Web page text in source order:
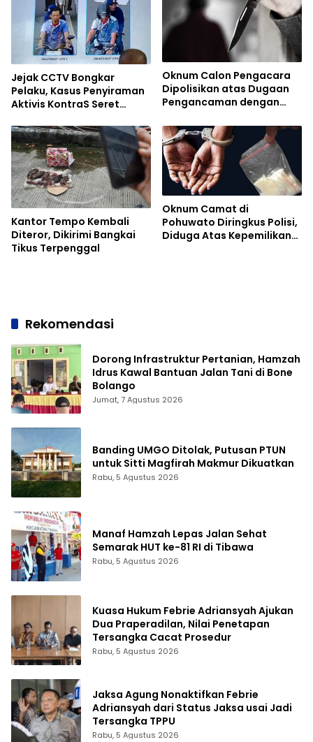
Jejak CCTV Bongkar
Pelaku, Kasus Penyiraman
Aktivis KontraS Seret
Oknum Calon Pengacara
Dipolisikan atas Dugaan
Pengancaman dengan
Kantor Tempo Kembali
Diteror, Dikirimi Bangkai
Tikus Terpenggal
Oknum Camat di
Pohuwato Diringkus Polisi,
Diduga Atas Kepemilikan
Rekomendasi
Dorong Infrastruktur Pertanian, Hamzah
Idrus Kawal Bantuan Jalan Tani di Bone
Bolango
Jumat, 7 Agustus 2026
Banding UMGO Ditolak, Putusan PTUN
untuk Sitti Magfirah Makmur Dikuatkan
Rabu, 5 Agustus 2026
Manaf Hamzah Lepas Jalan Sehat
Semarak HUT ke-81 RI di Tibawa
Rabu, 5 Agustus 2026
Kuasa Hukum Febrie Adriansyah Ajukan
Dua Praperadilan, Nilai Penetapan
Tersangka Cacat Prosedur
Rabu, 5 Agustus 2026
Jaksa Agung Nonaktifkan Febrie
Adriansyah dari Status Jaksa usai Jadi
Tersangka TPPU
Rabu, 5 Agustus 2026